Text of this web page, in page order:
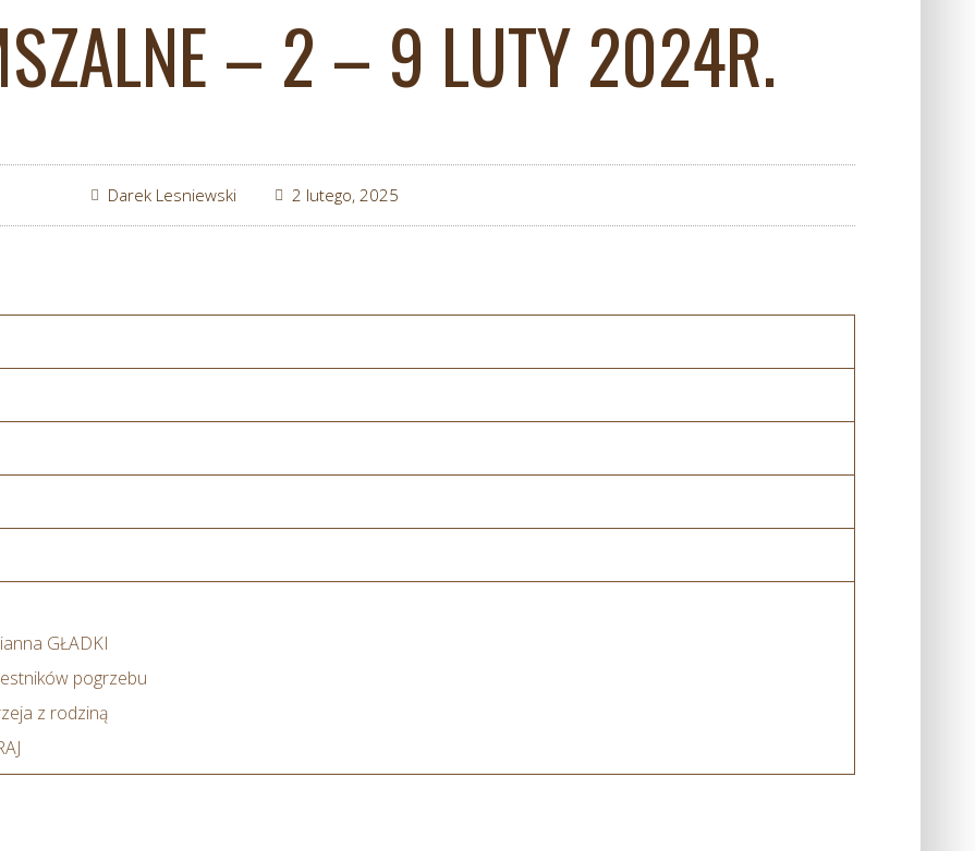
– 2 – 9 LUTY 2024R.
Darek Lesniewski 2 lutego, 2025
GŁADKI
pogrzebu
z rodziną